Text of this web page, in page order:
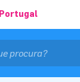
Portugal